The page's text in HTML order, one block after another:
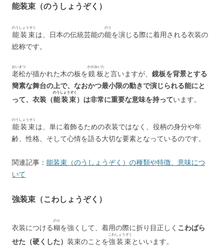
能装束（のうしょうぞく）
能装束
のうしょうぞく
は、日本の伝統芸能の能
のう
を演じる際に着用される衣装の
総称です。
老松
おいまつ
が描かれた木の板を鏡板
かがみいた
と言いますが、 鏡板を背景とする
簡素な舞台の上で、なおかつ最小限の動きで演じられる能にと
って、衣装（能装束
のうしょうぞく
）は非常に重要な意味を持っています。
能装束
のうしょうぞく
は、単に着飾るための衣装ではなく、役柄の身分や年
齢、性格、そして心情を語る大切な要素となっているのです。
関連記事： 能装束（のうしょうぞく）の種類や特徴、意味につ
いて
強装束（こわしょうぞく）
衣装につける糊
のり
を強くして、着用の際に折り目正しく こわばら
せた（硬くした） 装束のことを強装束
こわしょうぞく
といいます。